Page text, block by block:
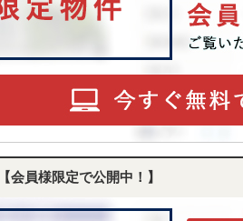
【会員様限定で公開中！】